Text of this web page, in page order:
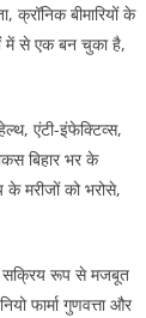
क्रॉनिक बीमारियों के
में से एक बन चुका है,
एंटी-इंफेक्टिव्स,
बिहार भर के
मरीजों को भरोसे,
सक्रिय रूप से मजबूत
फार्मा गुणवत्ता और